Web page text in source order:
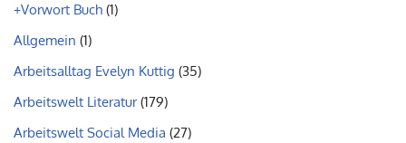
+Vorwort Buch (1)
Allgemein (1)
Arbeitsalltag Evelyn Kuttig (35)
Arbeitswelt Literatur(179)
Arbeitswelt Social Media (27)